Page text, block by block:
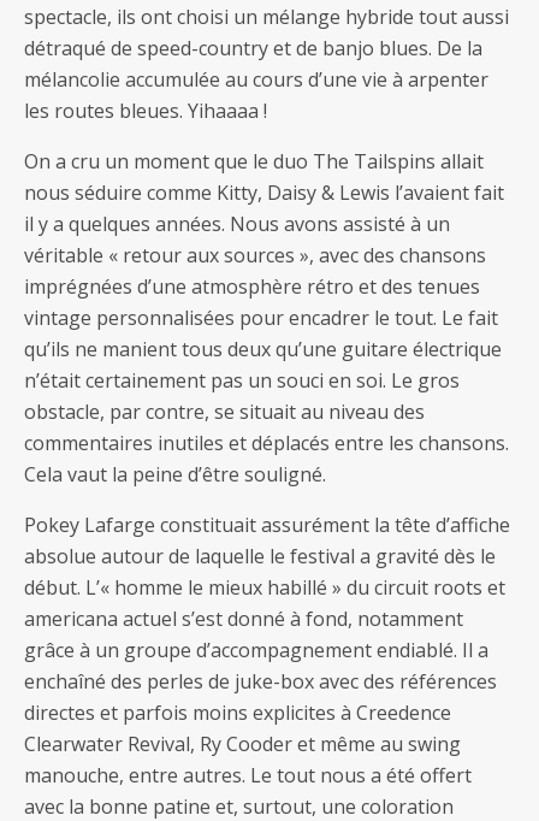
spectacle, ils ont choisi un mélange hybride tout aussi
détraqué de speed-country et de banjo blues. De la
mélancolie accumulée au cours d’une vie à arpenter
les routes bleues. Yihaaaa !
On a cru un moment que le duo The Tailspins allait
nous séduire comme Kitty, Daisy & Lewis l’avaient fait
il y a quelques années. Nous avons assisté à un
véritable « retour aux sources », avec des chansons
imprégnées d’une atmosphère rétro et des tenues
vintage personnalisées pour encadrer le tout. Le fait
qu’ils ne manient tous deux qu’une guitare électrique
n’était certainement pas un souci en soi. Le gros
obstacle, par contre, se situait au niveau des
commentaires inutiles et déplacés entre les chansons.
Cela vaut la peine d’être souligné.
Pokey Lafarge constituait assurément la tête d’affiche
absolue autour de laquelle le festival a gravité dès le
début. L’« homme le mieux habillé » du circuit roots et
americana actuel s’est donné à fond, notamment
grâce à un groupe d’accompagnement endiablé. Il a
enchaîné des perles de juke-box avec des références
directes et parfois moins explicites à Creedence
Clearwater Revival, Ry Cooder et même au swing
manouche, entre autres. Le tout nous a été offert
avec la bonne patine et, surtout, une coloration